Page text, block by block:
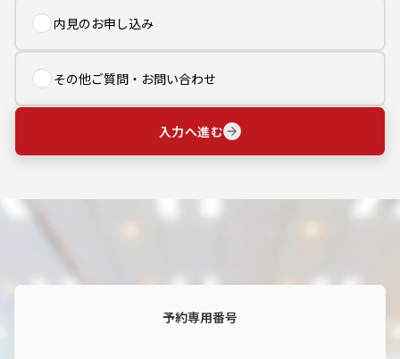
内見のお申し込み
その他ご質問・お問い合わせ
入力へ進む
予約専用番号